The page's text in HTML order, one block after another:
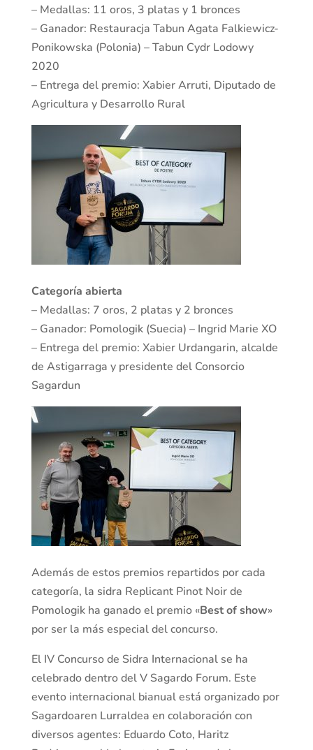
– Medallas: 11 oros, 3 platas y 1 bronces
– Ganador: Restauracja Tabun Agata Falkiewicz-
Ponikowska (Polonia) – Tabun Cydr Lodowy
2020
– Entrega del premio: Xabier Arruti, Diputado de
Agricultura y Desarrollo Rural
Categoría abierta
– Medallas: 7 oros, 2 platas y 2 bronces
– Ganador: Pomologik (Suecia) – Ingrid Marie XO
– Entrega del premio: Xabier Urdangarin, alcalde
de Astigarraga y presidente del Consorcio
Sagardun
Además de estos premios repartidos por cada
categoría, la sidra Replicant Pinot Noir de
Pomologik ha ganado el premio «Best of show»
por ser la más especial del concurso.
El IV Concurso de Sidra Internacional se ha
celebrado dentro del V Sagardo Forum. Este
evento internacional bianual está organizado por
Sagardoaren Lurraldea en colaboración con
diversos agentes: Eduardo Coto, Haritz